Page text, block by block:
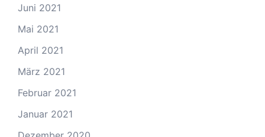
Juni 2021
Mai 2021
April 2021
März 2021
Februar 2021
Januar 2021